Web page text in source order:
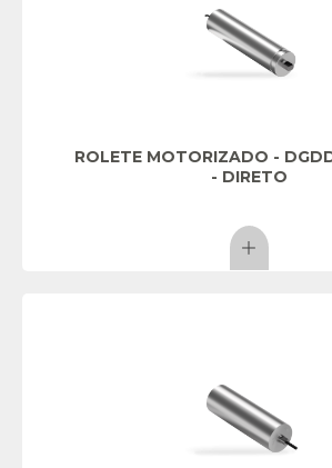
ROLETE MOTORIZADO -
- DIRETO